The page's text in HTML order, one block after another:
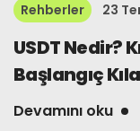
Rehberler 23
USDT Nedir?
Başlangıç
Devamını oku